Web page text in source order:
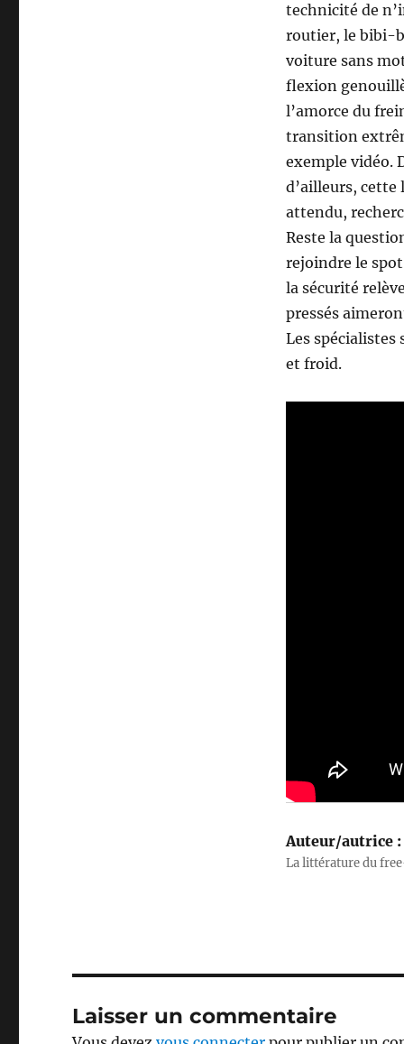
technicité de
routier, le bibi-
voiture sans
flexion
l’amorce du
transition
exemple vidéo.
d’ailleurs, cette
attendu,
Reste la
rejoindre le
la sécurité
pressés
Les spécialistes
et froid.
Auteur/autrice :
La littérature du
Laisser un commentaire